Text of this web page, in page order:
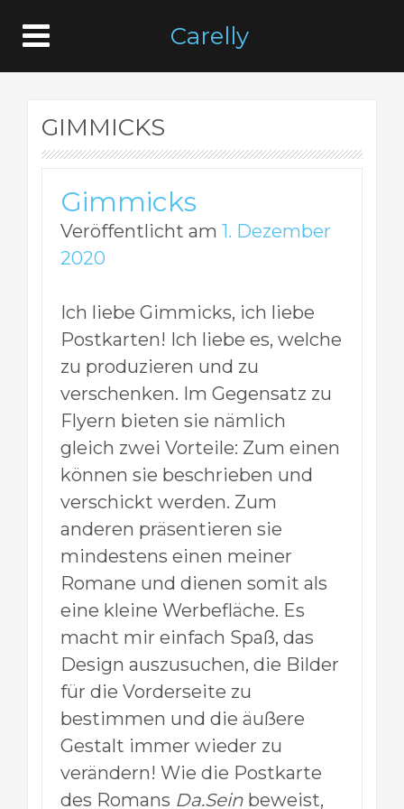
Carelly
GIMMICKS
Gimmicks
Veröffentlicht am 1. Dezember
2020
Ich liebe Gimmicks, ich liebe
Postkarten! Ich liebe es, welche
zu produzieren und zu
verschenken. Im Gegensatz zu
Flyern bieten sie nämlich
gleich zwei Vorteile: Zum einen
können sie beschrieben und
verschickt werden. Zum
anderen präsentieren sie
mindestens einen meiner
Romane und dienen somit als
eine kleine Werbefläche. Es
macht mir einfach Spaß, das
Design auszusuchen, die Bilder
für die Vorderseite zu
bestimmen und die äußere
Gestalt immer wieder zu
verändern! Wie die Postkarte
des Romans Da.Sein beweist,